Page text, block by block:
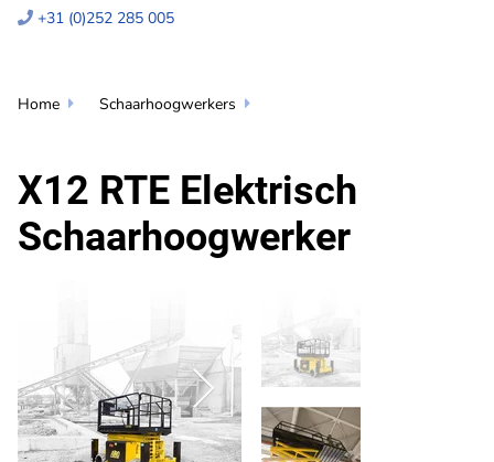
 +31 (0)252 285 005
Home  Schaarhoogwerkers 
X12 RTE Elektrisch
Schaarhoogwerker